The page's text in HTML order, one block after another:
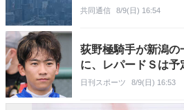
共同通信 8/9(日) 16:54
荻野極騎手が新潟の
に、レパードＳは
日刊スポーツ 8/9(日) 16:53